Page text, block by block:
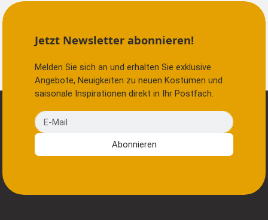
Jetzt Newsletter abonnieren!
Melden Sie sich an und erhalten Sie exklusive
Angebote, Neuigkeiten zu neuen Kostümen und
saisonale Inspirationen direkt in Ihr Postfach.
E-Mail
Abonnieren